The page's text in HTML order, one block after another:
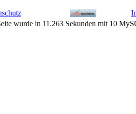
wurde in 11.263 Sekunden mit 10